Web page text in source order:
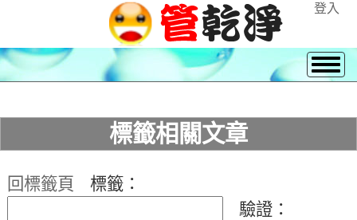
登入
標籤相關文章
回標籤頁
標籤：
驗證：